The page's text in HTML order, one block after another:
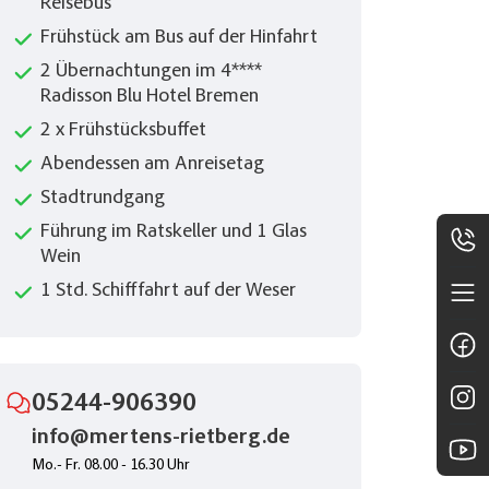
Reisebus
Frühstück am Bus auf der Hinfahrt
2 Übernachtungen im 4****
Radisson Blu Hotel Bremen
2 x Frühstücksbuffet
Abendessen am Anreisetag
Stadtrundgang
Führung im Ratskeller und 1 Glas
Wein
1 Std. Schifffahrt auf der Weser
05244-906390
info@mertens-rietberg.de
Mo.- Fr. 08.00 - 16.30 Uhr